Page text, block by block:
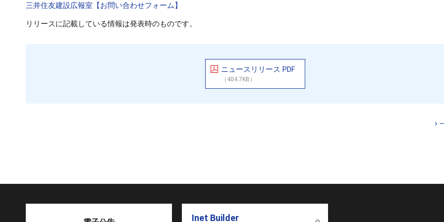
三井住友建設広報室【お問い合わせフォーム】
リリースに記載している情報は発表時のものです。
ニュースリリース PDF
（404.7KB）
Inet Builder